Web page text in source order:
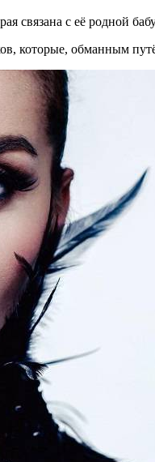
связана с её родной
которые, обманным